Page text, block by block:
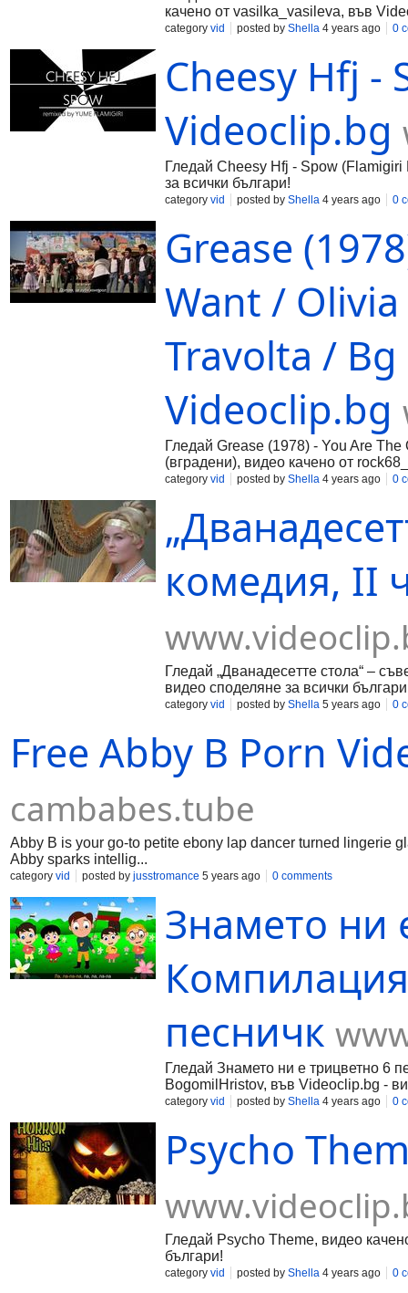
качено от vasilka_vasileva, във
category vid posted by Shella 4 years ago 0
Cheesy Hfj -
Videoclip.bg
Гледай Cheesy Hfj - Spow
за всички българи!
category vid posted by Shella 4 years ago 0
Grease
Want /
Travolta /
Videoclip.bg
Гледай Grease (1978) - You Are
(вградени), видео качено от
category vid posted by Shella 4 years ago 0
кoмeдия, II
Гледай „Двaнaдeceтте cтoлa“ –
видео споделяне за всички
category vid posted by Shella 5 years ago 0
Free Abby B Porn
cambabes.tube
Abby B is your go-to petite ebony lap dancer turned lingerie
Abby sparks intellig...
category vid posted by jusstromance 5 years ago 0 comments
Знамето ни
песничк
Гледай Знамето ни е трицветно 6
BogomilHristov, във Videoclip.bg -
category vid posted by Shella 4 years ago 0
Psycho
Гледай Psycho Theme, видео
българи!
category vid posted by Shella 4 years ago 0